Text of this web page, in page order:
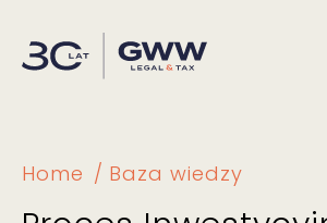
Home Baza wiedzy